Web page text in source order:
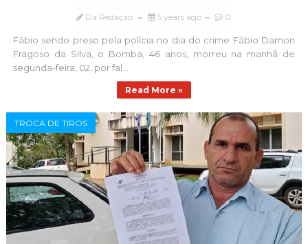
Da Redação 5 years ago 0
Fábio sendo preso pela polícia no dia do crime Fábio Damon
Fragoso da Silva, o Bomba, 46 anos, morreu na manhã de
segunda-feira, 02, por fal...
Read More »
TROCA DE TIROS